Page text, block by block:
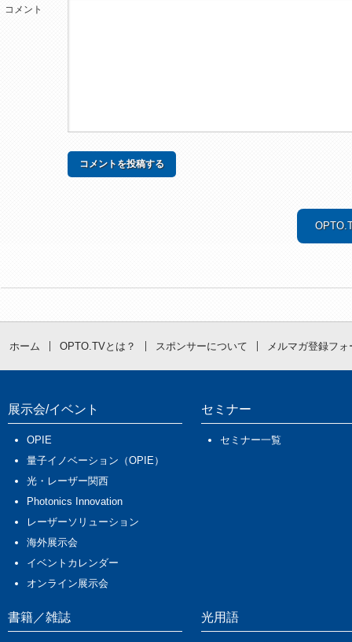
コメント
ホーム OPTO.TVとは？ スポンサーについて メルマガ登録フォ